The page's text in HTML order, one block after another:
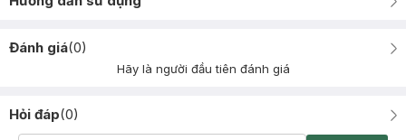
Đánh giá(0)
Hãy là người đầu tiên đánh giá
Hỏi đáp(0)